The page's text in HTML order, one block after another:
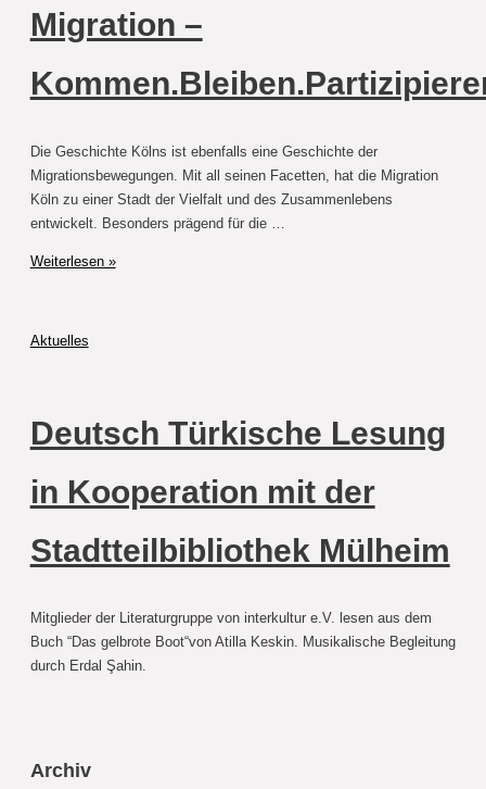
–
60
JAHRE
MIGRATION
Migration –
Die Geschichte Kölns ist ebenfalls eine Geschichte der
Migrationsbewegungen. Mit all seinen Facetten, hat die Migration
Köln zu einer Stadt der Vielfalt und des Zusammenlebens
entwickelt. Besonders prägend für die …
«
–
nach
Köln
Migration
–
Weiterlesen »
Aktuelles
Deutsch Türkische Lesung
in Kooperation mit der
Stadtteilbibliothek Mülheim
Mitglieder der Literaturgruppe von interkultur e.V. lesen aus dem
Buch “Das gelbrote Boot“von Atilla Keskin. Musikalische Begleitung
durch Erdal Şahin.
Archiv